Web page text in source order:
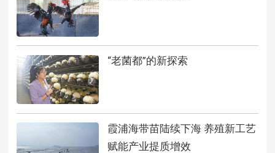
“老菌都”的新探索
霞浦海带苗陆续下海 养殖新工艺
赋能产业提质增效